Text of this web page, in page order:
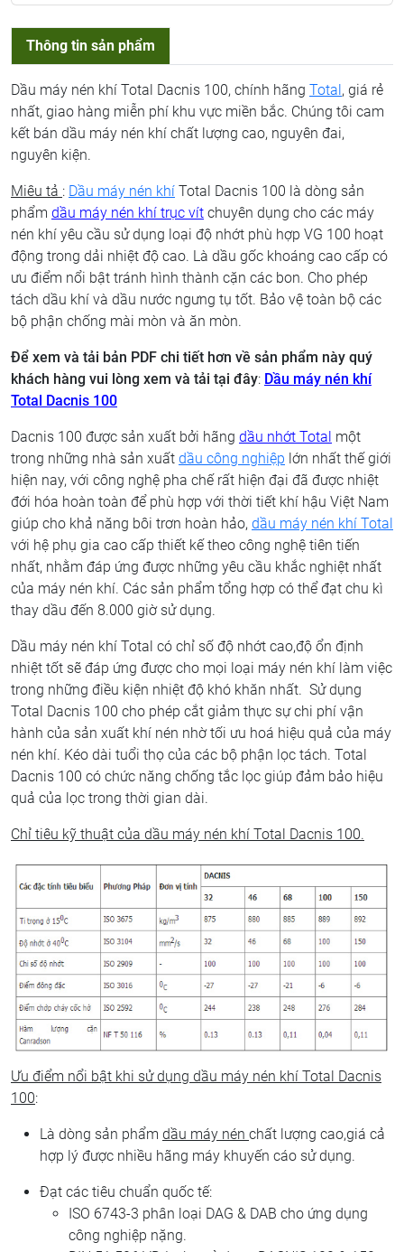
Thông tin sản phẩm
Dầu máy nén khí Total Dacnis 100, chính hãng Total, giá rẻ
nhất, giao hàng miễn phí khu vực miền bắc. Chúng tôi cam
kết bán dầu máy nén khí chất lượng cao, nguyên đai,
nguyên kiện.
Miêu tả : Dầu máy nén khí Total Dacnis 100 là dòng sản
phẩm dầu máy nén khí trục vít chuyên dụng cho các máy
nén khí yêu cầu sử dụng loại độ nhớt phù hợp VG 100 hoạt
động trong dải nhiệt độ cao. Là dầu gốc khoáng cao cấp có
ưu điểm nổi bật tránh hình thành cặn các bon. Cho phép
tách dầu khí và dầu nước ngưng tụ tốt. Bảo vệ toàn bộ các
bộ phận chống mài mòn và ăn mòn.
Để xem và tải bản PDF chi tiết hơn về sản phẩm này quý
khách hàng vui lòng xem và tải tại đây: Dầu máy nén khí
Total Dacnis 100
Dacnis 100 được sản xuất bởi hãng dầu nhớt Total một
trong những nhà sản xuất dầu công nghiệp lớn nhất thế giới
hiện nay, với công nghệ pha chế rất hiện đại đã được nhiệt
đới hóa hoàn toàn để phù hợp với thời tiết khí hậu Việt Nam
giúp cho khả năng bôi trơn hoàn hảo, dầu máy nén khí Total
với hệ phụ gia cao cấp thiết kế theo công nghệ tiên tiến
nhất, nhằm đáp ứng được những yêu cầu khắc nghiệt nhất
của máy nén khí. Các sản phẩm tổng hợp có thể đạt chu kì
thay dầu đến 8.000 giờ sử dụng.
Dầu máy nén khí Total có chỉ số độ nhớt cao,độ ổn định
nhiệt tốt sẽ đáp ứng được cho mọi loại máy nén khí làm việc
trong những điều kiện nhiệt độ khó khăn nhất. Sử dụng
Total Dacnis 100 cho phép cắt giảm thực sự chi phí vận
hành của sản xuất khí nén nhờ tối ưu hoá hiệu quả của máy
nén khí. Kéo dài tuổi thọ của các bộ phận lọc tách. Total
Dacnis 100 có chức năng chống tắc lọc giúp đảm bảo hiệu
quả của lọc trong thời gian dài.
Chỉ tiêu kỹ thuật của dầu máy nén khí Total Dacnis 100.
Ưu điểm nổi bật khi sử dụng dầu máy nén khí Total Dacnis
100:
Là dòng sản phẩm dầu máy nén chất lượng cao,giá cả
hợp lý được nhiều hãng máy khuyến cáo sử dụng.
Đạt các tiêu chuẩn quốc tế:
ISO 6743-3 phân loại DAG & DAB cho ứng dụng
công nghiệp nặng.